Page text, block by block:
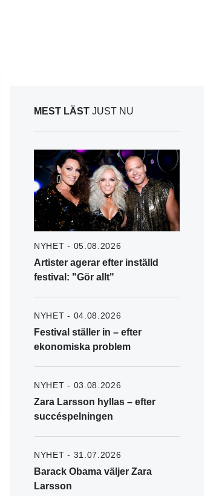
MEST LÄST JUST NU
NYHET - 05.08.2026
Artister agerar efter inställd
festival: "Gör allt"
NYHET - 04.08.2026
Festival ställer in – efter
ekonomiska problem
NYHET - 03.08.2026
Zara Larsson hyllas – efter
succéspelningen
NYHET - 31.07.2026
Barack Obama väljer Zara
Larsson